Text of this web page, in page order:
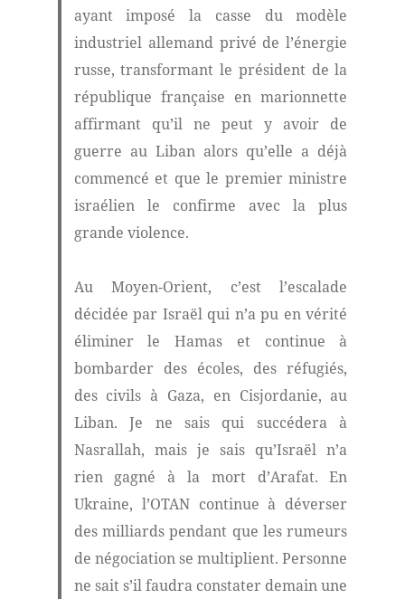
ayant imposé la casse du modèle
industriel allemand privé de l’énergie
russe, transformant le président de la
république française en marionnette
affirmant qu’il ne peut y avoir de
guerre au Liban alors qu’elle a déjà
commencé et que le premier ministre
israélien le confirme avec la plus
grande violence.
Au Moyen-Orient, c’est l’escalade
décidée par Israël qui n’a pu en vérité
éliminer le Hamas et continue à
bombarder des écoles, des réfugiés,
des civils à Gaza, en Cisjordanie, au
Liban. Je ne sais qui succédera à
Nasrallah, mais je sais qu’Israël n’a
rien gagné à la mort d’Arafat. En
Ukraine, l’OTAN continue à déverser
des milliards pendant que les rumeurs
de négociation se multiplient. Personne
ne sait s’il faudra constater demain une